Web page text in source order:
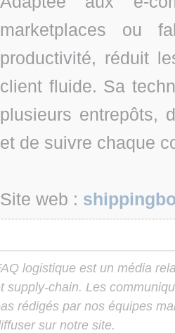
marketplaces ou
productivité, réduit
client fluide. Sa
plusieurs entrepôts,
et de suivre chaque
Site web :
logistique est un média
supply-chain. Les
rédigés par nos équipes
sur notre site.